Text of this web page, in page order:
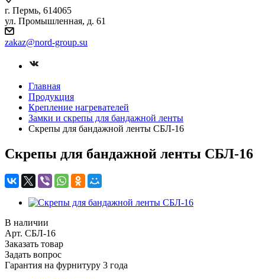
г. Пермь, 614065
ул. Промышленная, д. 61
zakaz@nord-group.su
Главная
Продукция
Крепление нагревателей
Замки и скрепы для бандажной ленты
Скрепы для бандажной ленты СБЛ-16
Скрепы для бандажной ленты СБЛ-16
В наличии
Арт. СБЛ-16
Заказать товар
Задать вопрос
Гарантия на фурнитуру 3 года